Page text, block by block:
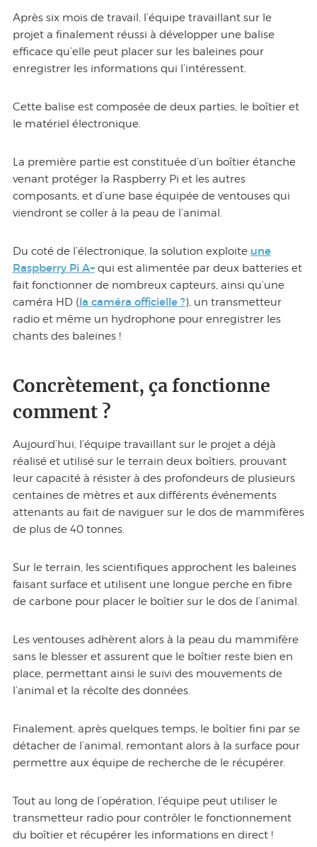
Après six mois de travail, l’équipe travaillant sur le
projet a finalement réussi à développer une balise
efficace qu’elle peut placer sur les baleines pour
enregistrer les informations qui l’intéressent.
Cette balise est composée de deux parties, le boîtier et
le matériel électronique.
La première partie est constituée d’un boîtier étanche
venant protéger la Raspberry Pi et les autres
composants, et d’une base équipée de ventouses qui
viendront se coller à la peau de l’animal.
Du coté de l’électronique, la solution exploite une
Raspberry Pi A+qui est alimentée par deux batteries et
fait fonctionner de nombreux capteurs, ainsi qu’une
caméra HD (la caméra officielle ?), un transmetteur
radio et même un hydrophone pour enregistrer les
chants des baleines !
Concrètement, ça fonctionne
comment ?
Aujourd’hui, l’équipe travaillant sur le projet a déjà
réalisé et utilisé sur le terrain deux boîtiers, prouvant
leur capacité à résister à des profondeurs de plusieurs
centaines de mètres et aux différents événements
attenants au fait de naviguer sur le dos de mammifères
de plus de 40 tonnes.
Sur le terrain, les scientifiques approchent les baleines
faisant surface et utilisent une longue perche en fibre
de carbone pour placer le boîtier sur le dos de l’animal.
Les ventouses adhèrent alors à la peau du mammifère
sans le blesser et assurent que le boîtier reste bien en
place, permettant ainsi le suivi des mouvements de
l’animal et la récolte des données.
Finalement, après quelques temps, le boîtier fini par se
détacher de l’animal, remontant alors à la surface pour
permettre aux équipe de recherche de le récupérer.
Tout au long de l’opération, l’équipe peut utiliser le
transmetteur radio pour contrôler le fonctionnement
du boîtier et récupérer les informations en direct !